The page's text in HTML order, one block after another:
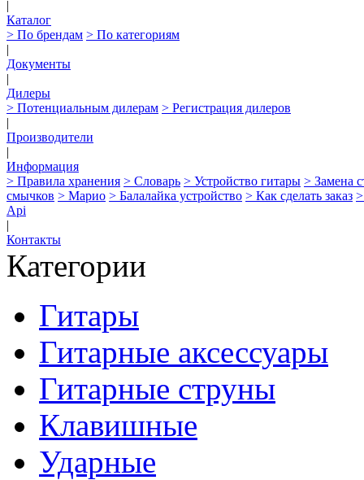
|
Каталог
> По брендам > По категориям
|
Документы
|
Дилеры
> Потенциальным дилерам > Регистрация дилеров
|
Производители
|
Информация
> Правила хранения > Словарь > Устройство гитары > Замена
смычков > Марио > Балалайка устройство > Как сделать заказ
Api
|
Контакты
Категории
Гитары
Гитарные аксессуары
Гитарные струны
Клавишные
Ударные